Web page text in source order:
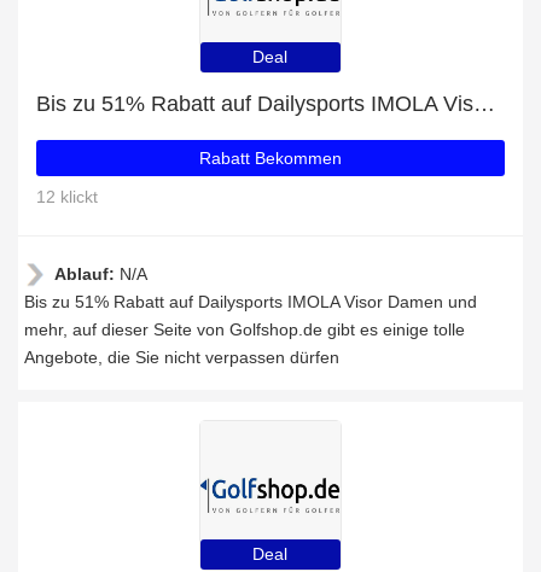
Deal
Bis zu 51% Rabatt auf Dailysports IMOLA Visor Damen und mehr
Rabatt Bekommen
12 klickt
Ablauf: N/A
Bis zu 51% Rabatt auf Dailysports IMOLA Visor Damen und
mehr, auf dieser Seite von Golfshop.de gibt es einige tolle
Angebote, die Sie nicht verpassen dürfen
Deal